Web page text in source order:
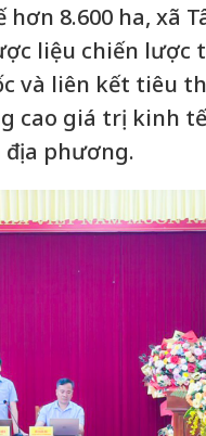
8.600 ha, xã
liệu chiến lược
liên kết tiêu
cao giá trị kinh
phương.